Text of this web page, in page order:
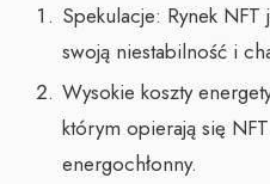
Spekulacje: Rynek NFT
swoją niestabilność i
Wysokie koszty
którym opierają się
energochłonny.